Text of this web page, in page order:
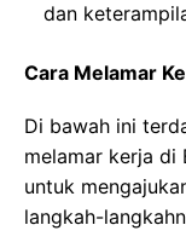
dan
Cara Melamar
Di bawah ini
melamar kerja di
untuk
langkah-